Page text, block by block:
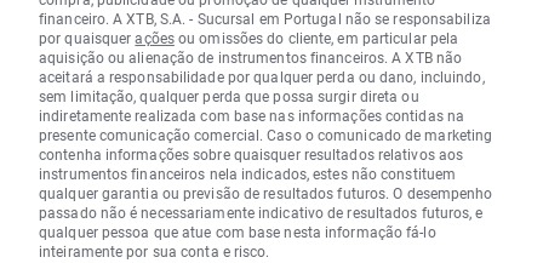
financeiro. A XTB, S.A. - Sucursal em Portugal não se responsabiliza
por quaisqueraçõesou omissões do cliente, em particular pela
aquisição ou alienação de instrumentos financeiros. A XTB não
aceitará a responsabilidade por qualquer perda ou dano, incluindo,
sem limitação, qualquer perda que possa surgir direta ou
indiretamente realizada com base nas informações contidas na
presente comunicação comercial. Caso o comunicado de marketing
contenha informações sobre quaisquer resultados relativos aos
instrumentos financeiros nela indicados, estes não constituem
qualquer garantia ou previsão de resultados futuros. O desempenho
passado não é necessariamente indicativo de resultados futuros, e
qualquer pessoa que atue com base nesta informação fá-lo
inteiramente por sua conta e risco.